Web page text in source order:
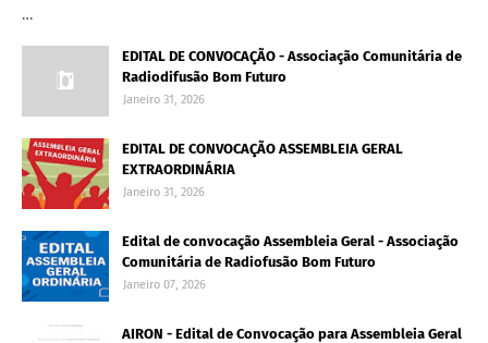
…
EDITAL DE CONVOCAÇÃO - Associação Comunitária de
Radiodifusão Bom Futuro
Janeiro 31, 2026
EDITAL DE CONVOCAÇÃO ASSEMBLEIA GERAL
EXTRAORDINÁRIA
Janeiro 31, 2026
Edital de convocação Assembleia Geral - Associação
Comunitária de Radiofusão Bom Futuro
Janeiro 07, 2026
AIRON - Edital de Convocação para Assembleia Geral